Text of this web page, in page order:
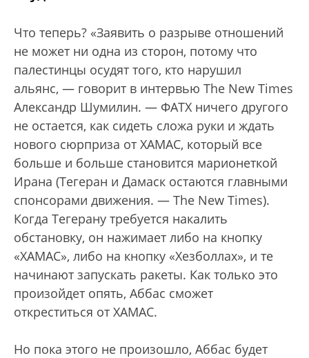
Что теперь? «Заявить о разрыве отношений
не может ни одна из сторон, потому что
палестинцы осудят того, кто нарушил
альянс, — говорит в интервью The New Times
Александр Шумилин. — ФАТХ ничего другого
не остается, как сидеть сложа руки и ждать
нового сюрприза от ХАМАС, который все
больше и больше становится марионеткой
Ирана (Тегеран и Дамаск остаются главными
спонсорами движения. — The New Times).
Когда Тегерану требуется накалить
обстановку, он нажимает либо на кнопку
«ХАМАС», либо на кнопку «Хезболлах», и те
начинают запускать ракеты. Как только это
произойдет опять, Аббас сможет
откреститься от ХАМАС.
Но пока этого не произошло, Аббас будет